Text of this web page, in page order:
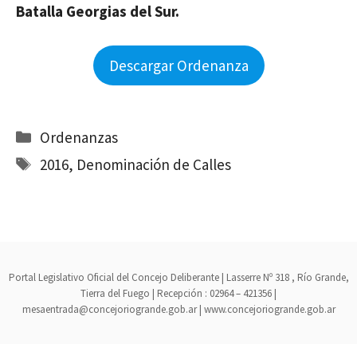
Batalla Georgias del Sur.
Descargar Ordenanza
Categorías
Ordenanzas
Etiquetas
2016, Denominación de Calles
Portal Legislativo Oficial del Concejo Deliberante | Lasserre Nº 318 , Río Grande,
Tierra del Fuego | Recepción : 02964 – 421356 |
mesaentrada@concejoriogrande.gob.ar | www.concejoriogrande.gob.ar